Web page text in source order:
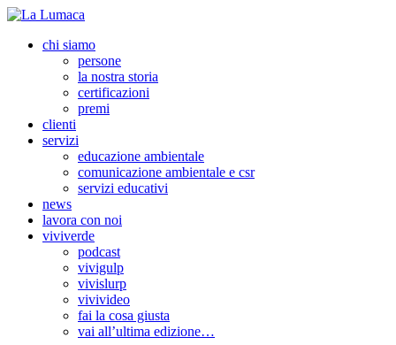
chi siamo
persone
la nostra storia
certificazioni
premi
clienti
servizi
educazione ambientale
comunicazione ambientale e csr
servizi educativi
news
lavora con noi
viviverde
podcast
vivigulp
vivislurp
vivivideo
fai la cosa giusta
vai all’ultima edizione…